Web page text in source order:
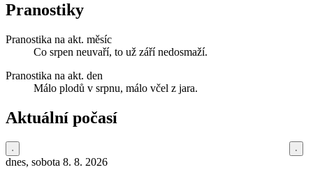
Pranostiky
Pranostika na akt. měsíc
Co srpen neuvaří, to už září nedosmaží.
Pranostika na akt. den
Málo plodů v srpnu, málo včel z jara.
Aktuální počasí
dnes, sobota 8. 8. 2026